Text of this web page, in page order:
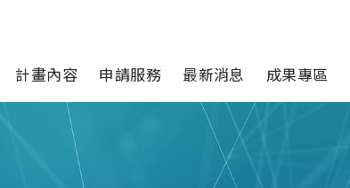
計畫內容 申請服務 最新消息 成果專區